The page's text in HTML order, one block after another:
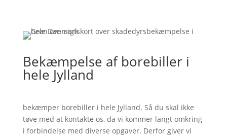
Bekæmpelse af borebiller i
hele Jylland
bekæmper borebiller i hele Jylland. Så du skal ikke
tøve med at kontakte os, da vi kommer langt omkring
i forbindelse med diverse opgaver. Derfor giver vi